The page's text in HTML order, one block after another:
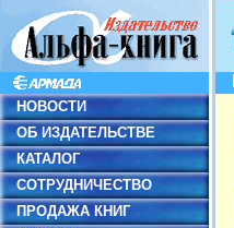
НОВОСТИ
ОБ ИЗДАТЕЛЬСТВЕ
КАТАЛОГ
СОТРУДНИЧЕСТВО
ПРОДАЖА КНИГ